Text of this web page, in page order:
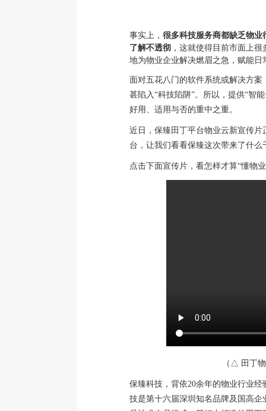
事实上， 很多科技服务商都缺乏物
了解不透彻 ，这就使得目前市面上
地为物业企业解决燃眉之急，赋能日
面对五花八门的软件系统或解决方
甚陷入“科技陷阱”。 所以，提供“智
好用、适用与否的重中之重。
近日，保臻田丁平台物业云新宣传
台，让我们看看保臻这次带来了什么
点击下面宣传片，看怎样才算“懂物
（△ 田丁
保臻科技，背依20余年的物业行业
技是第十六届深圳知名品牌及国高